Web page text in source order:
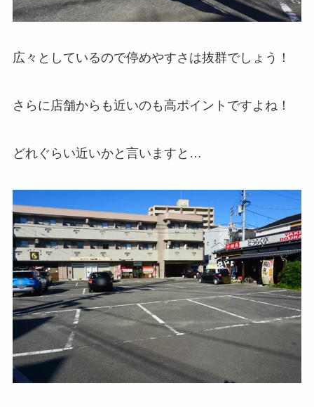
広々としているので停めやすさは抜群でしょう！
さらに店舗からも近いのも高ポイントですよね！
どれぐらい近いかと言いますと…